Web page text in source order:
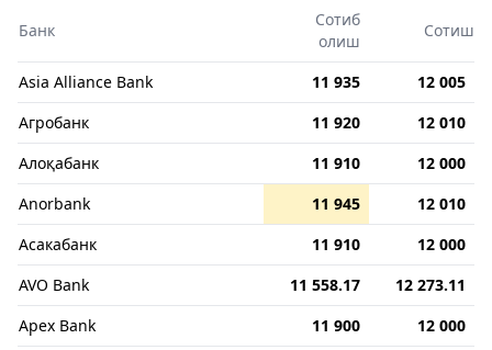
Банк
Сотиб
олиш
Сотиш
Asia Alliance Bank 11 935
12 005
Агробанк
11 920
12 010
Алоқабанк
11 910
12 000
Anorbank
11 945
12 010
Асакабанк
11 910
12 000
AVO Bank
11 558.17
12 273.11
Apex Bank
11 900
12 000